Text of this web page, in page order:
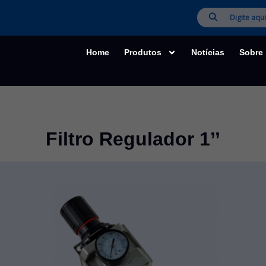
Home Produtos Notícias Sobre
Filtro Regulador 1’’